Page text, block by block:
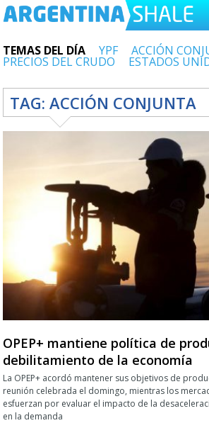
TEMAS DEL DÍA YPF ACCIÓN
PRECIOS DEL CRUDO ESTADOS
TAG:ACCIÓN CONJUNTA
OPEP+ mantiene política de
debilitamiento de la economía
La OPEP+ acordó mantener sus objetivos de
reunión celebrada el domingo, mientras los
esfuerzan por evaluar el impacto de la
en la demanda